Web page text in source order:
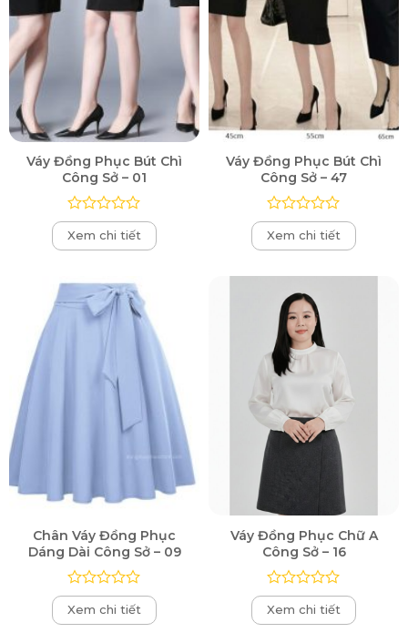
Váy Đồng Phục Bút Chì
Công Sở – 01
Được
xếp
hạng
5
sao
Xem chi tiết
Váy Đồng Phục Bút Chì
Công Sở – 47
Được
xếp
hạng
sao
Xem chi tiết
Chân Váy Đồng Phục
Dáng Dài Công Sở – 09
Được
xếp
hạng
Xem chi tiết
Váy Đồng Phục Chữ A
Công Sở – 16
Được
xếp
hạng
Xem chi tiết